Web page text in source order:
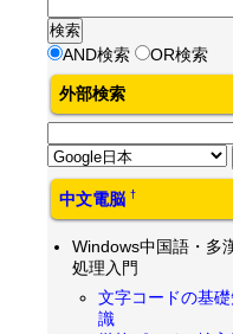
AND検索 OR検索
外部検索
中文電脳 †
Windows中国語・多
処理入門
文字コードの基礎
識